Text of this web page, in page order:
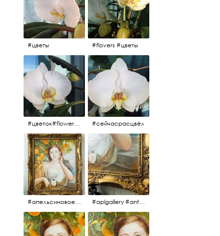
#цветы #flovers #цветы
#цветок#flowers #💜🌸 #сейчасрасцвёл
#апельсиновоедерево #плодородие #изобилие #картина #портрет #живопись #девушка #апельсиновоедерево #плодородие #рама #антикварнаярама #антиквариат #antiques #abundance #aplgallery #portrait #painting #frame #fertility #orangetree @aplgallery #aplgallery #antiques #painting #portrait #frame #antiqueframe #abundance #fertility #orangetree #антиквариат#картина#фрагмент #живопись #улыбка #девушка #портрет #рама #антикварнаярама #изобилие #плодородие #апельсиновоедерево